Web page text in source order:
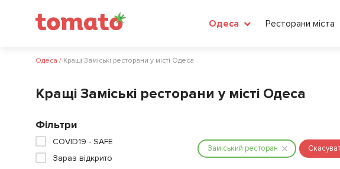
Одеса Ресторани міста
Одеса / Кращі Заміські ресторани у місті Одеса
Кращі Заміські ресторани у місті Одеса
Фільтри
COVID19 - SAFE
Зараз відкрито
Заміський ресторан